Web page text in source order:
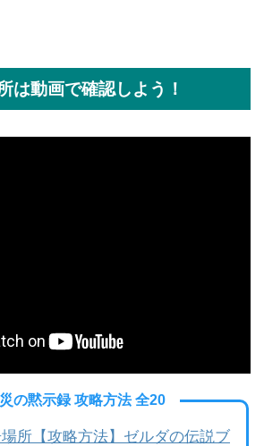
は動画で確認しよう！
の黙示録 攻略方法 全20
所【攻略方法】ゼルダの伝説ブ